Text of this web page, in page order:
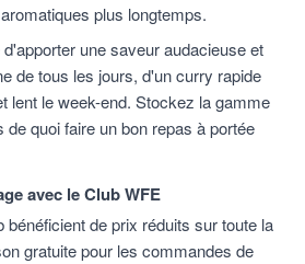
plus longtemps.
une saveur audacieuse et
de tous les jours, d'un curry rapide
lent le week-end. Stockez la gamme
quoi faire un bon repas à portée
avec le Club WFE
bénéficient de prix réduits sur toute la
gratuite pour les commandes de